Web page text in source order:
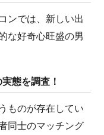
ンでは、新しい出
な好奇心旺盛の男
態を調査！
ものが存在してい
同士のマッチング